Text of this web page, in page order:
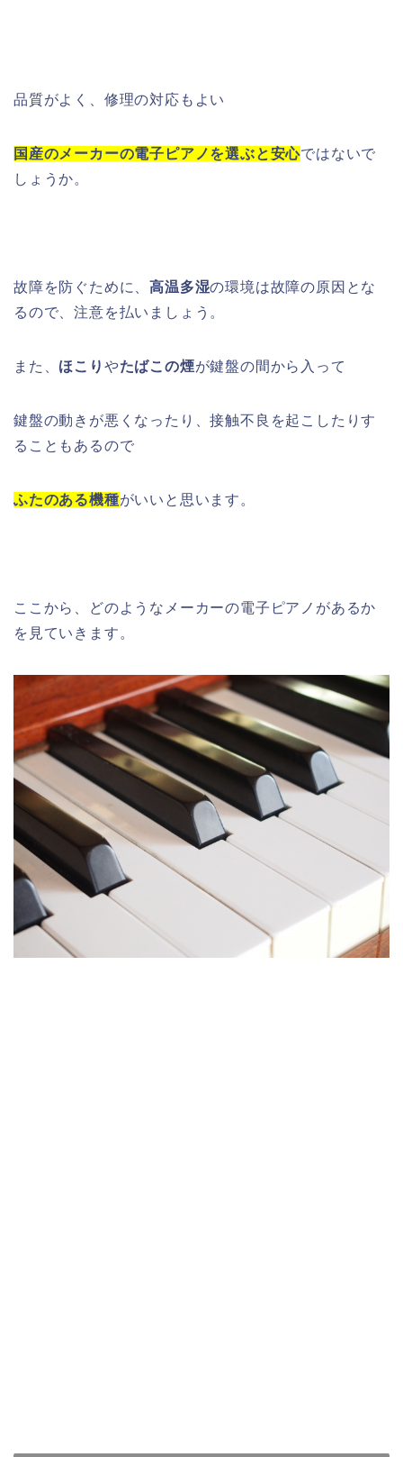
品質がよく、修理の対応もよい
国産のメーカーの電子ピアノを選ぶと安心ではないで
しょうか。
故障を防ぐために、高温多湿の環境は故障の原因とな
るので、注意を払いましょう。
また、 ほこり やたばこの煙が鍵盤の間から入って
鍵盤の動きが悪くなったり、接触不良を起こしたりす
ることもあるので
ふたのある機種がいいと思います。
ここから、どのようなメーカーの電子ピアノがあるか
を見ていきます。